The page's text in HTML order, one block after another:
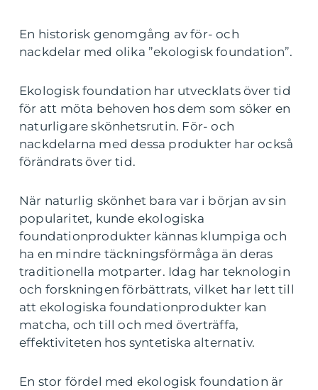
En historisk genomgång av för- och
nackdelar med olika ”ekologisk foundation”.
Ekologisk foundation har utvecklats över tid
för att möta behoven hos dem som söker en
naturligare skönhetsrutin. För- och
nackdelarna med dessa produkter har också
förändrats över tid.
När naturlig skönhet bara var i början av sin
popularitet, kunde ekologiska
foundationprodukter kännas klumpiga och
ha en mindre täckningsförmåga än deras
traditionella motparter. Idag har teknologin
och forskningen förbättrats, vilket har lett till
att ekologiska foundationprodukter kan
matcha, och till och med överträffa,
effektiviteten hos syntetiska alternativ.
En stor fördel med ekologisk foundation är